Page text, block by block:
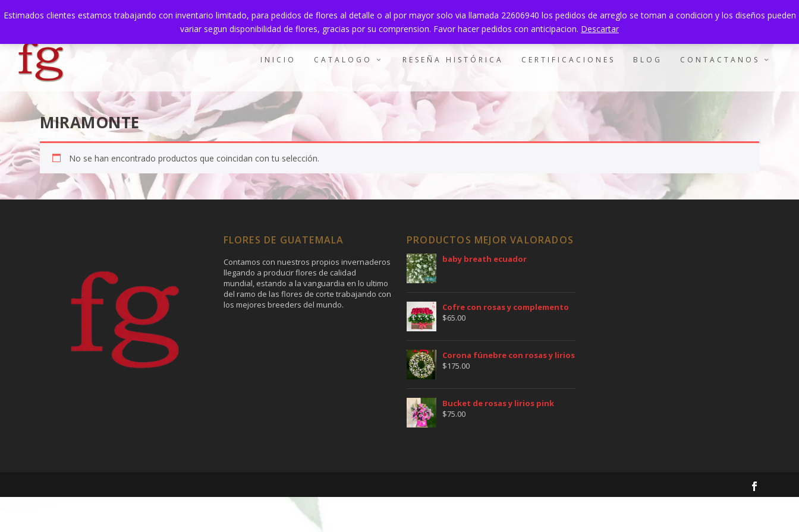
Estimados clientes estamos trabajando con inventario limitado, para pedidos de flores al detalle o al por mayor solo via llamada 22606940 los pedidos de arreglo se toman a condicion y los diseños pueden
variar segun disponibilidad de flores, gracias por su comprension. Favor hacer pedidos con anticipacion. Descartar
TENDENCIAS: Muestra Título de la publicación 0 ITEMS
INICIO CATALOGO RESEÑA HISTÓRICA CERTIFICACIONES BLOG CONTACTANOS
MIRAMONTE
No se han encontrado productos que coincidan con tu selección.
FLORES DE GUATEMALA
Contamos con nuestros propios invernaderos
llegando a producir flores de calidad
mundial, estando a la vanguardia en lo ultimo
del ramo de las flores de corte trabajando con
los mejores breeders del mundo.
PRODUCTOS MEJOR VALORADOS
baby breath ecuador
Cofre con rosas y complemento
$65.00
Corona fúnebre con rosas y lirios
$175.00
Bucket de rosas y lirios pink
$75.00